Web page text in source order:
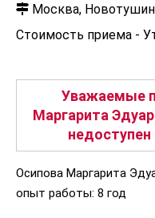
Москва,
Стоимость приема -
Уважаемые
Маргарита
недоступен
Осипова Маргарита
опыт работы: 8 год